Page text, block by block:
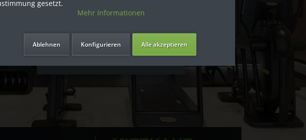
gesetzt.
Mehr Informationen
Ablehnen Alle akzeptieren
Konfigurieren